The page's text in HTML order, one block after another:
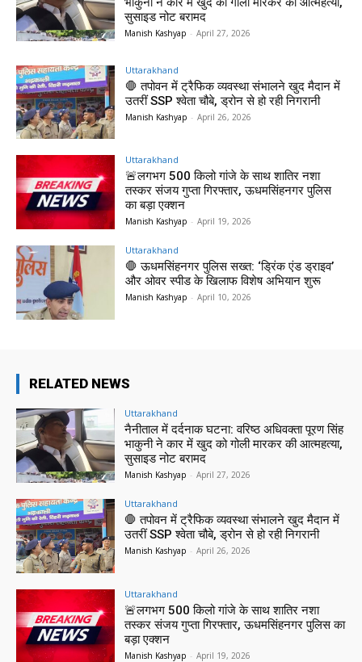
सुसाइड नोट बरामद
Manish Kashyap - April 27, 2026
Uttarakhand
🛑 तपोवन में ट्रैफिक व्यवस्था संभालने खुद मैदान में
उतरीं SSP श्वेता चौबे, ड्रोन से हो रही निगरानी
Manish Kashyap - April 26, 2026
Uttarakhand
🚨लगभग 500 किलो गांजे के साथ शातिर नशा
तस्कर संजय गुप्ता गिरफ्तार, ऊधमसिंहनगर पुलिस
का बड़ा एक्शन
Manish Kashyap - April 19, 2026
Uttarakhand
🛑 ऊधमसिंहनगर पुलिस सख्त: ‘ड्रिंक एंड ड्राइव’
और ओवर स्पीड के खिलाफ विशेष अभियान शुरू
Manish Kashyap - April 10, 2026
RELATED NEWS
Uttarakhand
नैनीताल में दर्दनाक घटना: वरिष्ठ अधिवक्ता पूरण सिंह
भाकुनी ने कार में खुद को गोली मारकर की आत्महत्या,
सुसाइड नोट बरामद
Manish Kashyap - April 27, 2026
Uttarakhand
🛑 तपोवन में ट्रैफिक व्यवस्था संभालने खुद मैदान में
उतरीं SSP श्वेता चौबे, ड्रोन से हो रही निगरानी
Manish Kashyap - April 26, 2026
Uttarakhand
🚨लगभग 500 किलो गांजे के साथ शातिर नशा
तस्कर संजय गुप्ता गिरफ्तार, ऊधमसिंहनगर पुलिस का
बड़ा एक्शन
Manish Kashyap - April 19, 2026